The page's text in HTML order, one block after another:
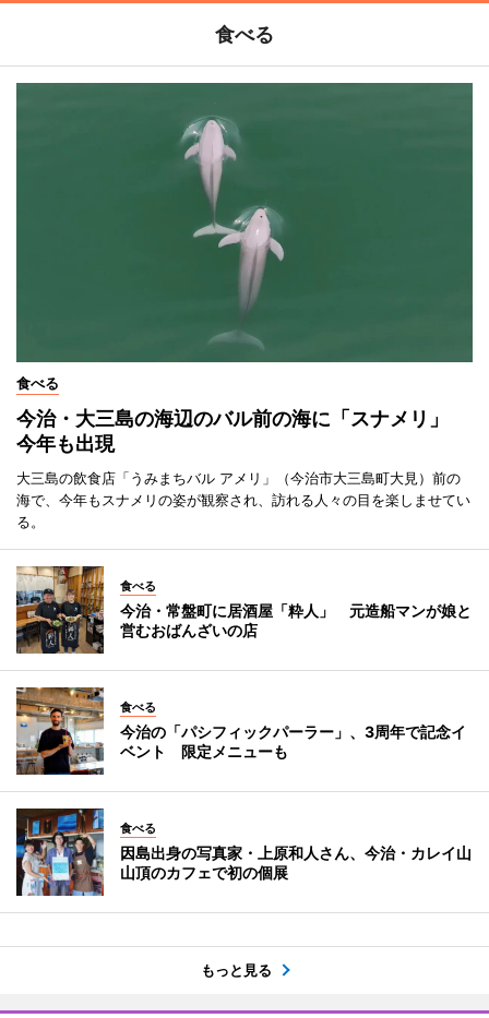
食べる
食べる
今治・大三島の海辺のバル前の海に「スナメリ」
今年も出現
大三島の飲食店「うみまちバル アメリ」（今治市大三島町大見）前の
海で、今年もスナメリの姿が観察され、訪れる人々の目を楽しませてい
る。
食べる
今治・常盤町に居酒屋「粋人」 元造船マンが娘と
営むおばんざいの店
食べる
今治の「パシフィックパーラー」、3周年で記念イ
ベント 限定メニューも
食べる
因島出身の写真家・上原和人さん、今治・カレイ山
山頂のカフェで初の個展
もっと見る